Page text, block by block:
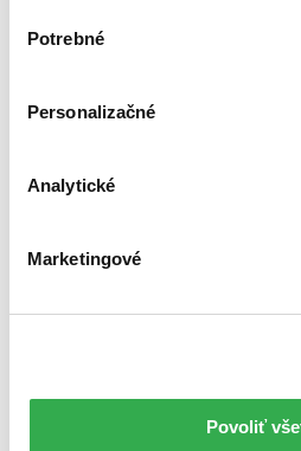
nám pomohlo, keby sme mohli
súhlasu
Potrebné
Personalizačné
Analytické
Marketingové
Povoliť